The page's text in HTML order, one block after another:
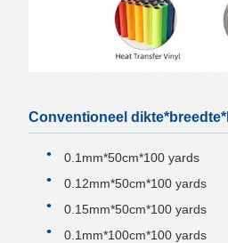
Conventioneel
0.1mm*50cm*100 yards
0.12mm*50cm*100 yards
0.15mm*50cm*100 yards
0.1mm*100cm*100 yards